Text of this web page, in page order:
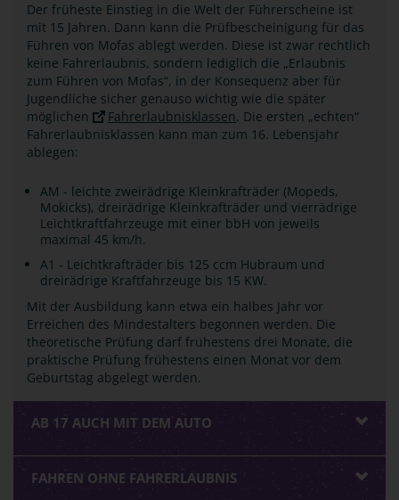
Der früheste Einstieg in die Welt der Führerscheine ist
mit 15 Jahren. Dann kann die Prüfbescheinigung für das
Führen von Mofas ablegt werden. Diese ist zwar rechtlich
keine Fahrerlaubnis, sondern lediglich die „Erlaubnis
zum Führen von Mofas“, in der Konsequenz aber für
Jugendliche sicher genauso wichtig wie die später
möglichen
Fahrerlaubnisklassen. Die ersten „echten“
Fahrerlaubnisklassen kann man zum 16. Lebensjahr
ablegen:
AM - leichte zweirädrige Kleinkrafträder (Mopeds,
Mokicks), dreirädrige Kleinkrafträder und vierrädrige
Leichtkraftfahrzeuge mit einer bbH von jeweils
maximal 45 km/h.
A1 - Leichtkrafträder bis 125 ccm Hubraum und
dreirädrige Kraftfahrzeuge bis 15 KW.
Mit der Ausbildung kann etwa ein halbes Jahr vor
Erreichen des Mindestalters begonnen werden. Die
theoretische Prüfung darf frühestens drei Monate, die
praktische Prüfung frühestens einen Monat vor dem
Geburtstag abgelegt werden.
AB 17 AUCH MIT DEM AUTO
FAHREN OHNE FAHRERLAUBNIS